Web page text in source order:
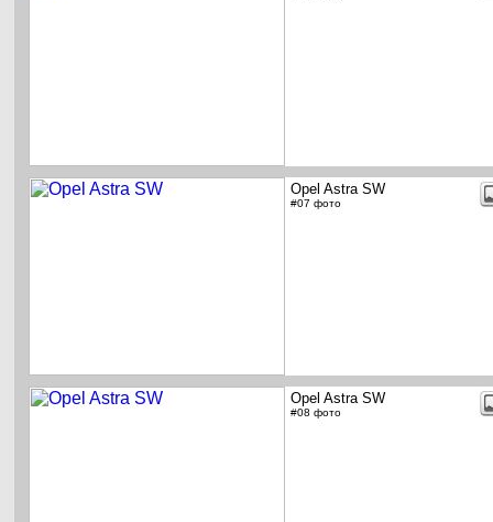
Opel Astra SW
#07 фото
Opel Astra SW
#08 фото